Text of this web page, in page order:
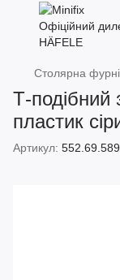
Столярна
Т-подібний
пластик
Артикул: 552.69.589